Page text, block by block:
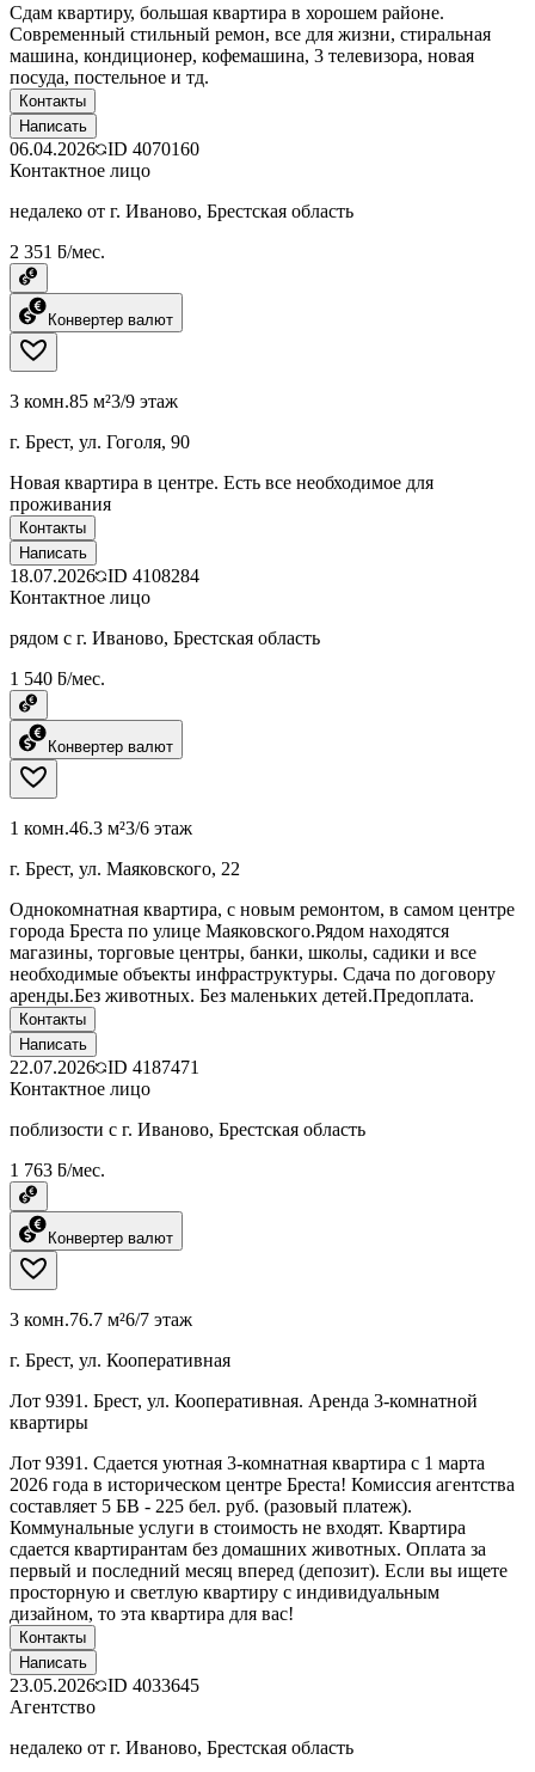
Сдам квартиру, большая квартира в хорошем районе.
Современный стильный ремон, все для жизни, стиральная
машина, кондиционер, кофемашина, 3 телевизора, новая
посуда, постельное и тд.
Контакты
Написать
06.04.2026 ID 4070160
Контактное лицо
недалеко от г. Иваново, Брестская область
2 351 ƃ/мес.
Конвертер валют
3 комн.85 м²3/9 этаж
г. Брест, ул. Гоголя, 90
Новая квартира в центре. Есть все необходимое для
проживания
Контакты
Написать
18.07.2026 ID 4108284
Контактное лицо
рядом с г. Иваново, Брестская область
1 540 ƃ/мес.
Конвертер валют
1 комн.46.3 м²3/6 этаж
г. Брест, ул. Маяковского, 22
Однокомнатная квартира, с новым ремонтом, в самом центре
города Бреста по улице Маяковского.Рядом находятся
магазины, торговые центры, банки, школы, садики и все
необходимые объекты инфраструктуры. Сдача по договору
аренды.Без животных. Без маленьких детей.Предоплата.
Контакты
Написать
22.07.2026 ID 4187471
Контактное лицо
поблизости с г. Иваново, Брестская область
1 763 ƃ/мес.
Конвертер валют
3 комн.76.7 м²6/7 этаж
г. Брест, ул. Кооперативная
Лот 9391. Брест, ул. Кооперативная. Аренда 3-комнатной
квартиры
Лот 9391. Сдается уютная 3-комнатная квартира с 1 марта
2026 года в историческом центре Бреста! Комиссия агентства
составляет 5 БВ - 225 бел. руб. (разовый платеж).
Коммунальные услуги в стоимость не входят. Квартира
сдается квартирантам без домашних животных. Оплата за
первый и последний месяц вперед (депозит). Если вы ищете
просторную и светлую квартиру с индивидуальным
дизайном, то эта квартира для вас!
Контакты
Написать
23.05.2026 ID 4033645
Агентство
недалеко от г. Иваново, Брестская область